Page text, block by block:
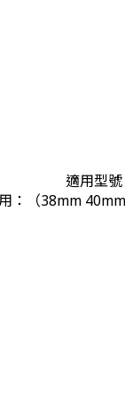
適用型
：（38mm